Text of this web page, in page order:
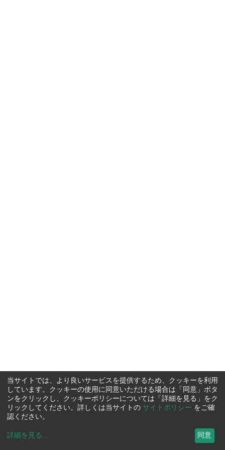
当サイトでは、より良いサービスを提供するため、クッキーを利用
しています。クッキーの使用に同意いただける場合は「同意」ボタ
ンをクリックし、クッキーポリシーについては「詳細を見る」をク
リックしてください。詳しくは当サイトの サイトポリシー をご確
認ください。
詳細を見る ... 同意